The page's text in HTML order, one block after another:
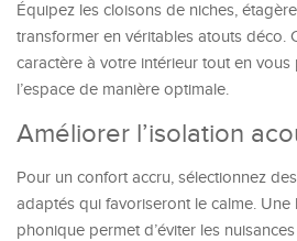
Équipez les cloisons de niches,
transformer en véritables atouts déco.
caractère à votre intérieur tout en vous
l’espace de manière optimale.
Améliorer l’isolation
Pour un confort accru, sélectionnez
adaptés qui favoriseront le calme. Une
phonique permet d’éviter les